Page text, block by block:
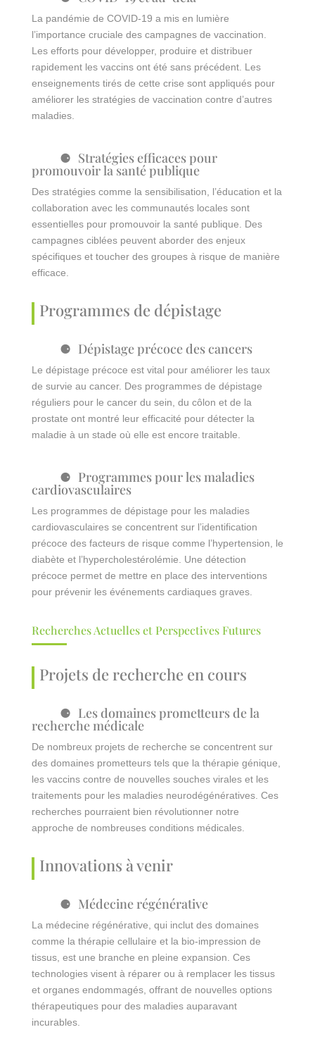
La pandémie de COVID-19 a mis en lumière
l’importance cruciale des campagnes de vaccination.
Les efforts pour développer, produire et distribuer
rapidement les vaccins ont été sans précédent. Les
enseignements tirés de cette crise sont appliqués pour
améliorer les stratégies de vaccination contre d’autres
maladies.
Stratégies efficaces pour
promouvoir la santé publique
Des stratégies comme la sensibilisation, l’éducation et la
collaboration avec les communautés locales sont
essentielles pour promouvoir la santé publique. Des
campagnes ciblées peuvent aborder des enjeux
spécifiques et toucher des groupes à risque de manière
efficace.
Programmes de dépistage
Dépistage précoce des cancers
Le dépistage précoce est vital pour améliorer les taux
de survie au cancer. Des programmes de dépistage
réguliers pour le cancer du sein, du côlon et de la
prostate ont montré leur efficacité pour détecter la
maladie à un stade où elle est encore traitable.
Programmes pour les maladies
cardiovasculaires
Les programmes de dépistage pour les maladies
cardiovasculaires se concentrent sur l’identification
précoce des facteurs de risque comme l’hypertension, le
diabète et l’hypercholestérolémie. Une détection
précoce permet de mettre en place des interventions
pour prévenir les événements cardiaques graves.
Recherches Actuelles et Perspectives Futures
Projets de recherche en cours
Les domaines prometteurs de la
recherche médicale
De nombreux projets de recherche se concentrent sur
des domaines prometteurs tels que la thérapie génique,
les vaccins contre de nouvelles souches virales et les
traitements pour les maladies neurodégénératives. Ces
recherches pourraient bien révolutionner notre
approche de nombreuses conditions médicales.
Innovations à venir
Médecine régénérative
La médecine régénérative, qui inclut des domaines
comme la thérapie cellulaire et la bio-impression de
tissus, est une branche en pleine expansion. Ces
technologies visent à réparer ou à remplacer les tissus
et organes endommagés, offrant de nouvelles options
thérapeutiques pour des maladies auparavant
incurables.